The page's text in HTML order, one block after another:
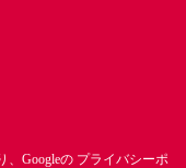
、Googleの プライバシーポ